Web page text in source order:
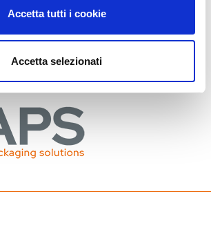
Accetta tutti i cookie
Accetta selezionati